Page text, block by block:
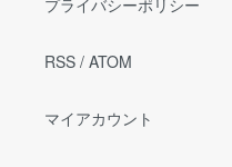
プライバシーポリシー
RSS / ATOM
マイアカウント